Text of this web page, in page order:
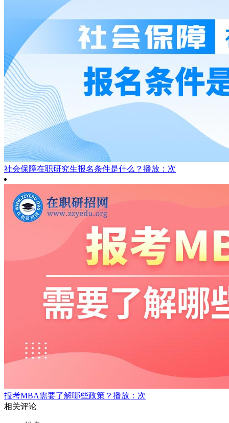
社会保障在职研究生报名条件是什么？ 播放：次
报考MBA需要了解哪些政策？ 播放：次